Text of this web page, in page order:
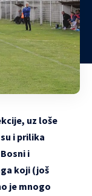
uz loše
i prilika
i
koji (još
je mnogo